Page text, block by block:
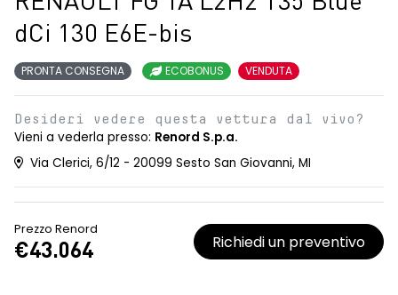
dCi 130 E6E-bis
PRONTA CONSEGNA ECOBONUS VENDUTA
Desideri vedere questa vettura dal vivo?
Vieni a vederla presso: Renord S.p.a.
Via Clerici, 6/12 - 20099 Sesto San Giovanni, MI
Prezzo Renord
€43.064 Richiedi un preventivo